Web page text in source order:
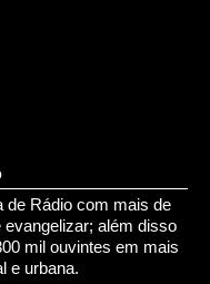
de Rádio com mais de
além disso
mil ouvintes em mais
e urbana.